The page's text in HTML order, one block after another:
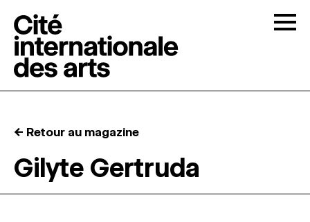
RÉSIDENCES ↓
← Retour au magazine
Gilyte Gertruda